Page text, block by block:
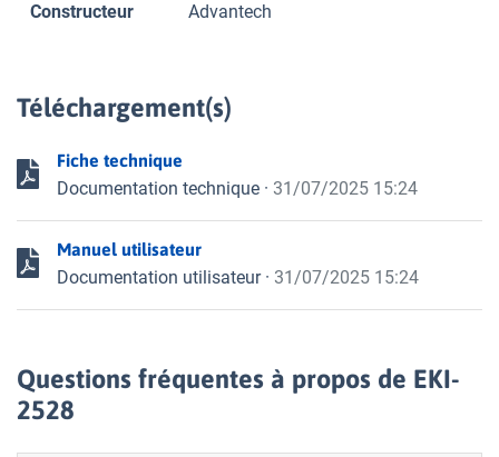
Constructeur Advantech
Téléchargement(s)
Fiche technique
Documentation technique · 31/07/2025 15:24
Manuel utilisateur
Documentation utilisateur· 31/07/2025 15:24
Questions fréquentes à propos de EKI-
2528